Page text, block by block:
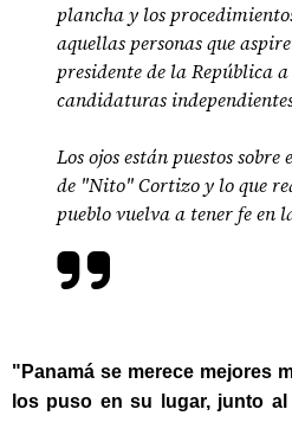
plancha y los
aquellas personas que
presidente de la República
candidaturas
Los ojos están puestos
de "Nito" Cortizo y lo que
pueblo vuelva a tener fe en
"Panamá se merece mejores
los puso en su lugar, junto